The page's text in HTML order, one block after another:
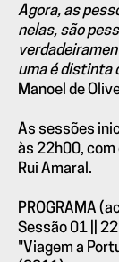
Agora, as
nelas, são
uma é distinta
Manoel de
As sessões
às 22h00, com
Rui Amaral.
PROGRAMA
Sessão 01 ||
"Viagem a